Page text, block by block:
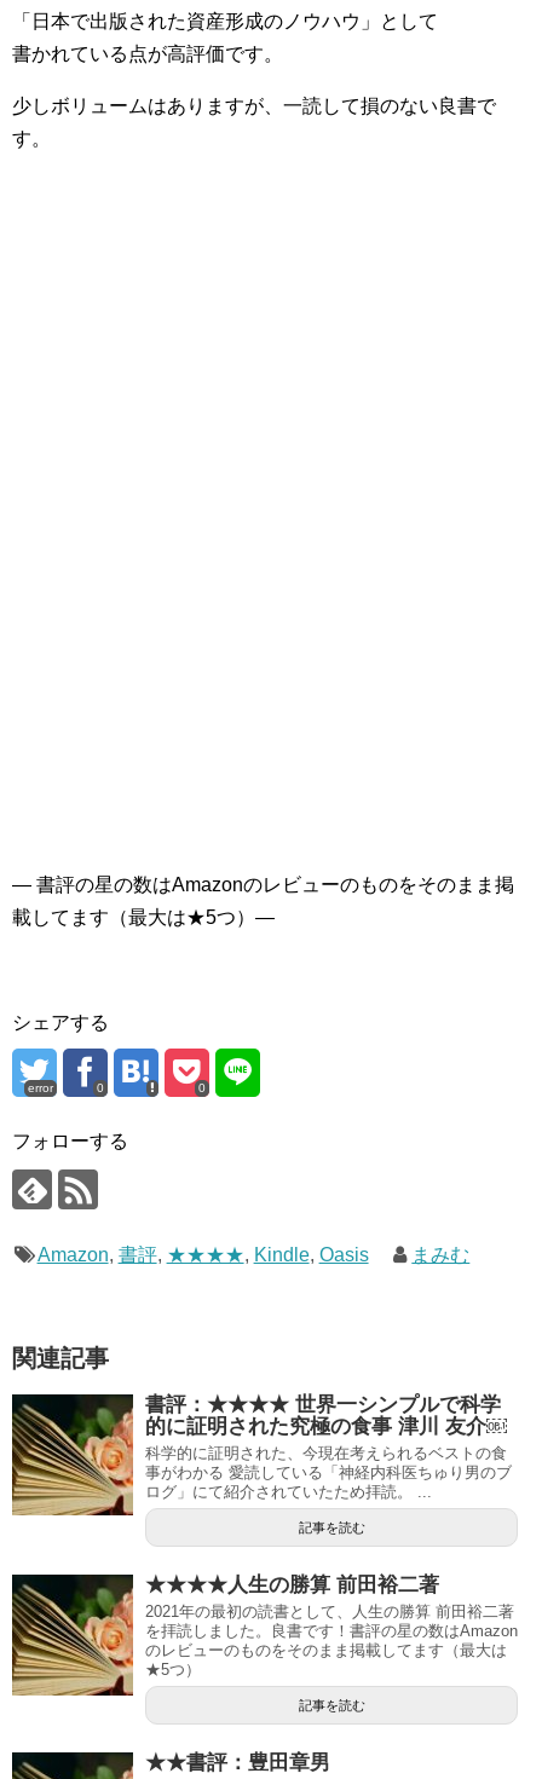
「日本で出版された資産形成のノウハウ」として
書かれている点が高評価です。
少しボリュームはありますが、一読して損のない良書で
す。
— 書評の星の数はAmazonのレビューのものをそのまま掲
載してます（最大は★5つ）—
シェアする
error 0 0
フォローする
Amazon, 書評, ★★★★, Kindle, Oasis まみむ
関連記事
書評：★★★★ 世界一シンプルで科学
的に証明された究極の食事 津川 友介￼
科学的に証明された、今現在考えられるベストの食
事がわかる 愛読している「神経内科医ちゅり男のブ
ログ」にて紹介されていたため拝読。 ...
記事を読む
★★★★人生の勝算 前田裕二著
2021年の最初の読書として、人生の勝算 前田裕二著
を拝読しました。良書です！書評の星の数はAmazon
のレビューのものをそのまま掲載してます（最大は
★5つ）
記事を読む
★★書評：豊田章男